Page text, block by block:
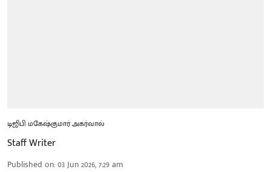
டிஜிபி மகேஷ்குமார் அகர்வால்
Staff Writer
Published on:03 Jun 2026, 7:29 am